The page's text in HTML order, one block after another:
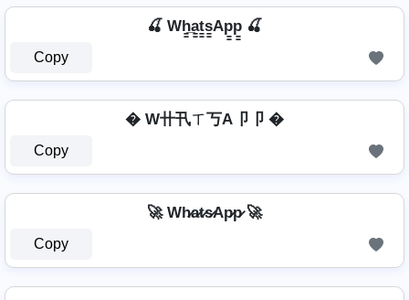
🍒 Wh̳̲a̳t̳s̳Ap̳p̳ 🍒
Copy
� W卄卂ㄒ丂A卩卩 �
Copy
🚀 Wh̷a̷t̷s̷Ap̷p̷ 🚀
Copy